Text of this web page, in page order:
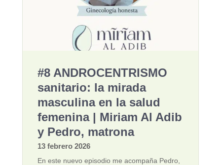
#8 ANDROCENTRISMO
sanitario: la mirada
masculina en la salud
femenina | Miriam Al Adib
y Pedro, matrona
13 febrero 2026
En este nuevo episodio me acompaña Pedro,